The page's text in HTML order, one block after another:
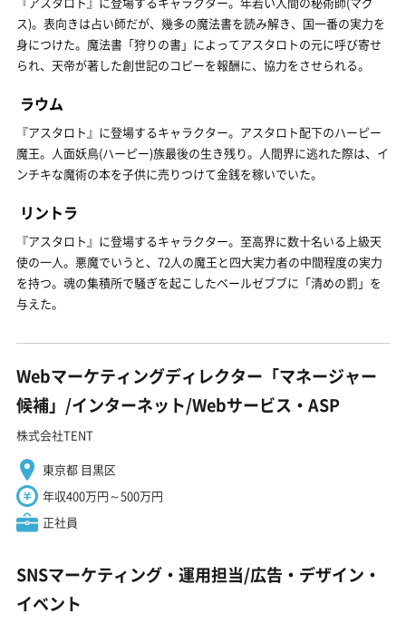
ス)。表向きは占い師だが、幾多の魔法書を読み解き、国一番の実力を
身につけた。魔法書「狩りの書」によってアスタロトの元に呼び寄せ
られ、天帝が著した創世記のコピーを報酬に、協力をさせられる。
ラウム
『アスタロト』に登場するキャラクター。アスタロト配下のハーピー
魔王。人面妖鳥(ハーピー)族最後の生き残り。人間界に逃れた際は、イ
ンチキな魔術の本を子供に売りつけて金銭を稼いでいた。
リントラ
『アスタロト』に登場するキャラクター。至高界に数十名いる上級天
使の一人。悪魔でいうと、72人の魔王と四大実力者の中間程度の実力
を持つ。魂の集積所で騒ぎを起こしたベールゼブブに「清めの罰」を
与えた。
Webマーケティングディレクター「マネージャー
候補」/インターネット/Webサービス・ASP
株式会社TENT
東京都 目黒区
年収400万円～500万円
正社員
SNSマーケティング・運用担当/広告・デザイン・
イベント